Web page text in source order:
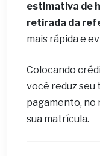
estimativa de
retirada da
mais rápida e
Colocando
você reduz seu
pagamento, no
sua matrícula.